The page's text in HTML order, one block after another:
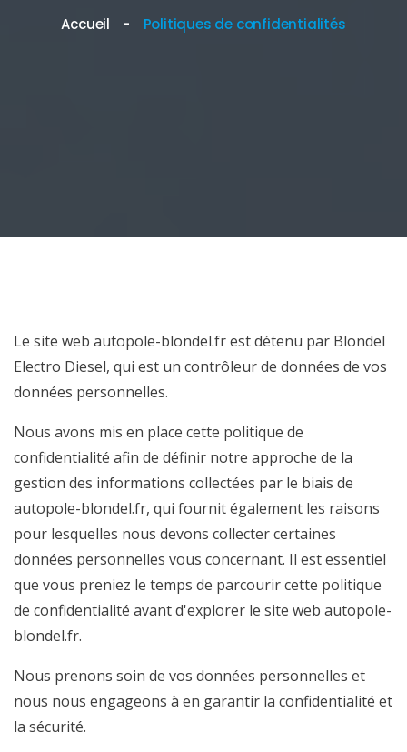
Accueil Politiques de confidentialités
Le site web autopole-blondel.fr est détenu par Blondel
Electro Diesel, qui est un contrôleur de données de vos
données personnelles.
Nous avons mis en place cette politique de
confidentialité afin de définir notre approche de la
gestion des informations collectées par le biais de
autopole-blondel.fr, qui fournit également les raisons
pour lesquelles nous devons collecter certaines
données personnelles vous concernant. Il est essentiel
que vous preniez le temps de parcourir cette politique
de confidentialité avant d'explorer le site web autopole-
blondel.fr.
Nous prenons soin de vos données personnelles et
nous nous engageons à en garantir la confidentialité et
la sécurité.